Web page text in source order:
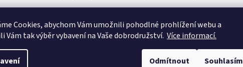
Cookies, abychom Vámumožnili pohodlné prohlížení webu a
Vám tak výběr vybavení na Vaše dobrodružství. Více informací.
Odmítnout Souhlasím
Ostatní informace